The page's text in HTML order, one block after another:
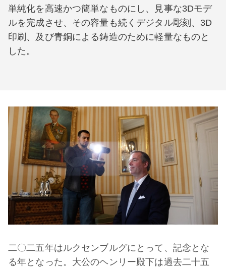
単純化を高速かつ簡単なものにし、見事な3Dモデ
ルを完成させ、その容量も続くデジタル彫刻、3D
印刷、及び青銅による鋳造のために軽量なものと
した。
二〇二五年はルクセンブルグにとって、記念とな
る年となった。大公のヘンリー殿下は過去二十五